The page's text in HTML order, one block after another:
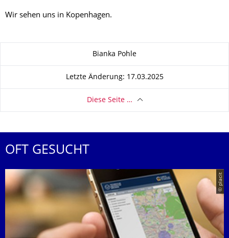
Wir sehen uns in Kopenhagen.
Bianka Pohle
Letzte Änderung: 17.03.2025
Diese Seite …
OFT GESUCHT
© placit